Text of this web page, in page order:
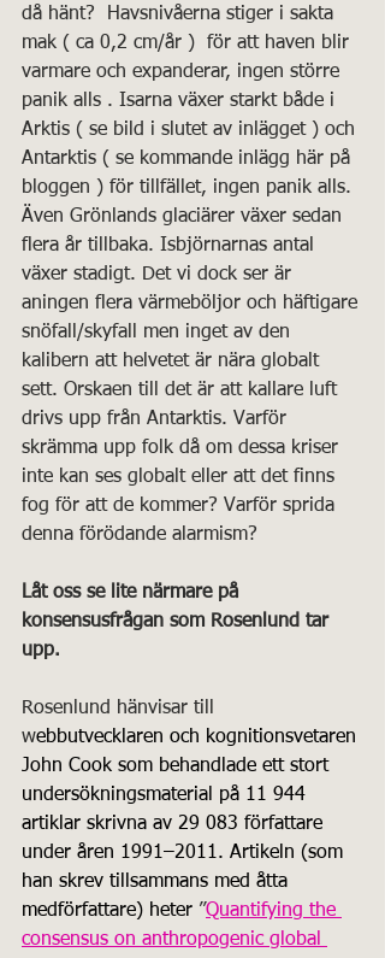
då hänt?  Havsnivåerna stiger i sakta
mak ( ca 0,2 cm/år )  för att haven blir
varmare och expanderar, ingen större
panik alls . Isarna växer starkt både i
Arktis ( se bild i slutet av inlägget ) och
Antarktis ( se kommande inlägg här på
bloggen ) för tillfället, ingen panik alls.
Även Grönlands glaciärer växer sedan
flera år tillbaka. Isbjörnarnas antal
växer stadigt. Det vi dock ser är
aningen flera värmeböljor och häftigare
snöfall/skyfall men inget av den
kalibern att helvetet är nära globalt
sett. Orskaen till det är att kallare luft
drivs upp från Antarktis. Varför
skrämma upp folk då om dessa kriser
inte kan ses globalt eller att det finns
fog för att de kommer? Varför sprida
denna förödande alarmism?
Låt oss se lite närmare på
konsensusfrågan som Rosenlund tar
upp.
Rosenlund hänvisar till
webbutvecklaren och kognitionsvetaren
John Cook som behandlade ett stort
undersökningsmaterial på 11 944
artiklar skrivna av 29 083 författare
under åren 1991–2011. Artikeln (som
han skrev tillsammans med åtta
medförfattare) heter ”Quantifying the
consensus on anthropogenic global